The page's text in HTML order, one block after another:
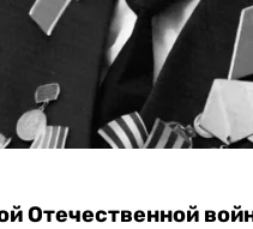
Отечественной